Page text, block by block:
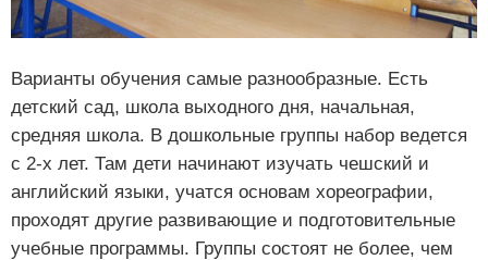
Варианты обучения самые разнообразные. Есть
детский сад, школа выходного дня, начальная,
средняя школа. В дошкольные группы набор ведется
с 2-х лет. Там дети начинают изучать чешский и
английский языки, учатся основам хореографии,
проходят другие развивающие и подготовительные
учебные программы. Группы состоят не более, чем